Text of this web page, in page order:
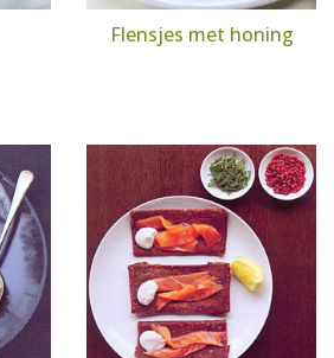
Flensjes met honing